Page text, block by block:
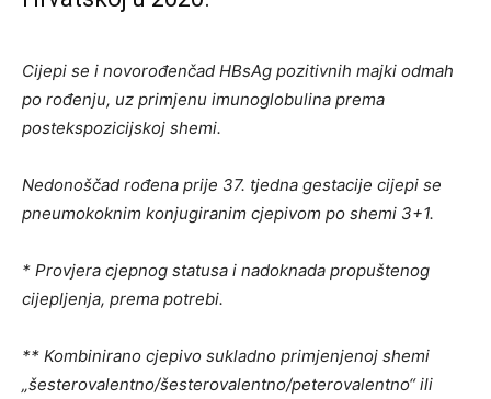
Cijepi se i novorođenčad HBsAg pozitivnih majki odmah
po rođenju, uz primjenu imunoglobulina prema
postekspozicijskoj shemi.
Nedonoščad rođena prije 37. tjedna gestacije cijepi se
pneumokoknim konjugiranim cjepivom po shemi 3+1.
* Provjera cjepnog statusa i nadoknada propuštenog
cijepljenja, prema potrebi.
** Kombinirano cjepivo sukladno primjenjenoj shemi
„šesterovalentno/šesterovalentno/peterovalentno“ ili